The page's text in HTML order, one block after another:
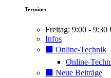
Termine:
Freitag: 9:00 - 9:30
Infos
⬛️ Online-Technik
Online-
⬛️ Neue Beiträge